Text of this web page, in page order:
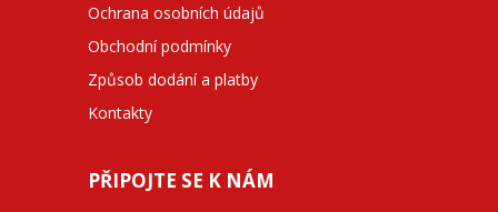
Ochrana osobních údajů
Obchodní podmínky
Způsob dodání a platby
Kontakty
PŘIPOJTE SE K NÁM